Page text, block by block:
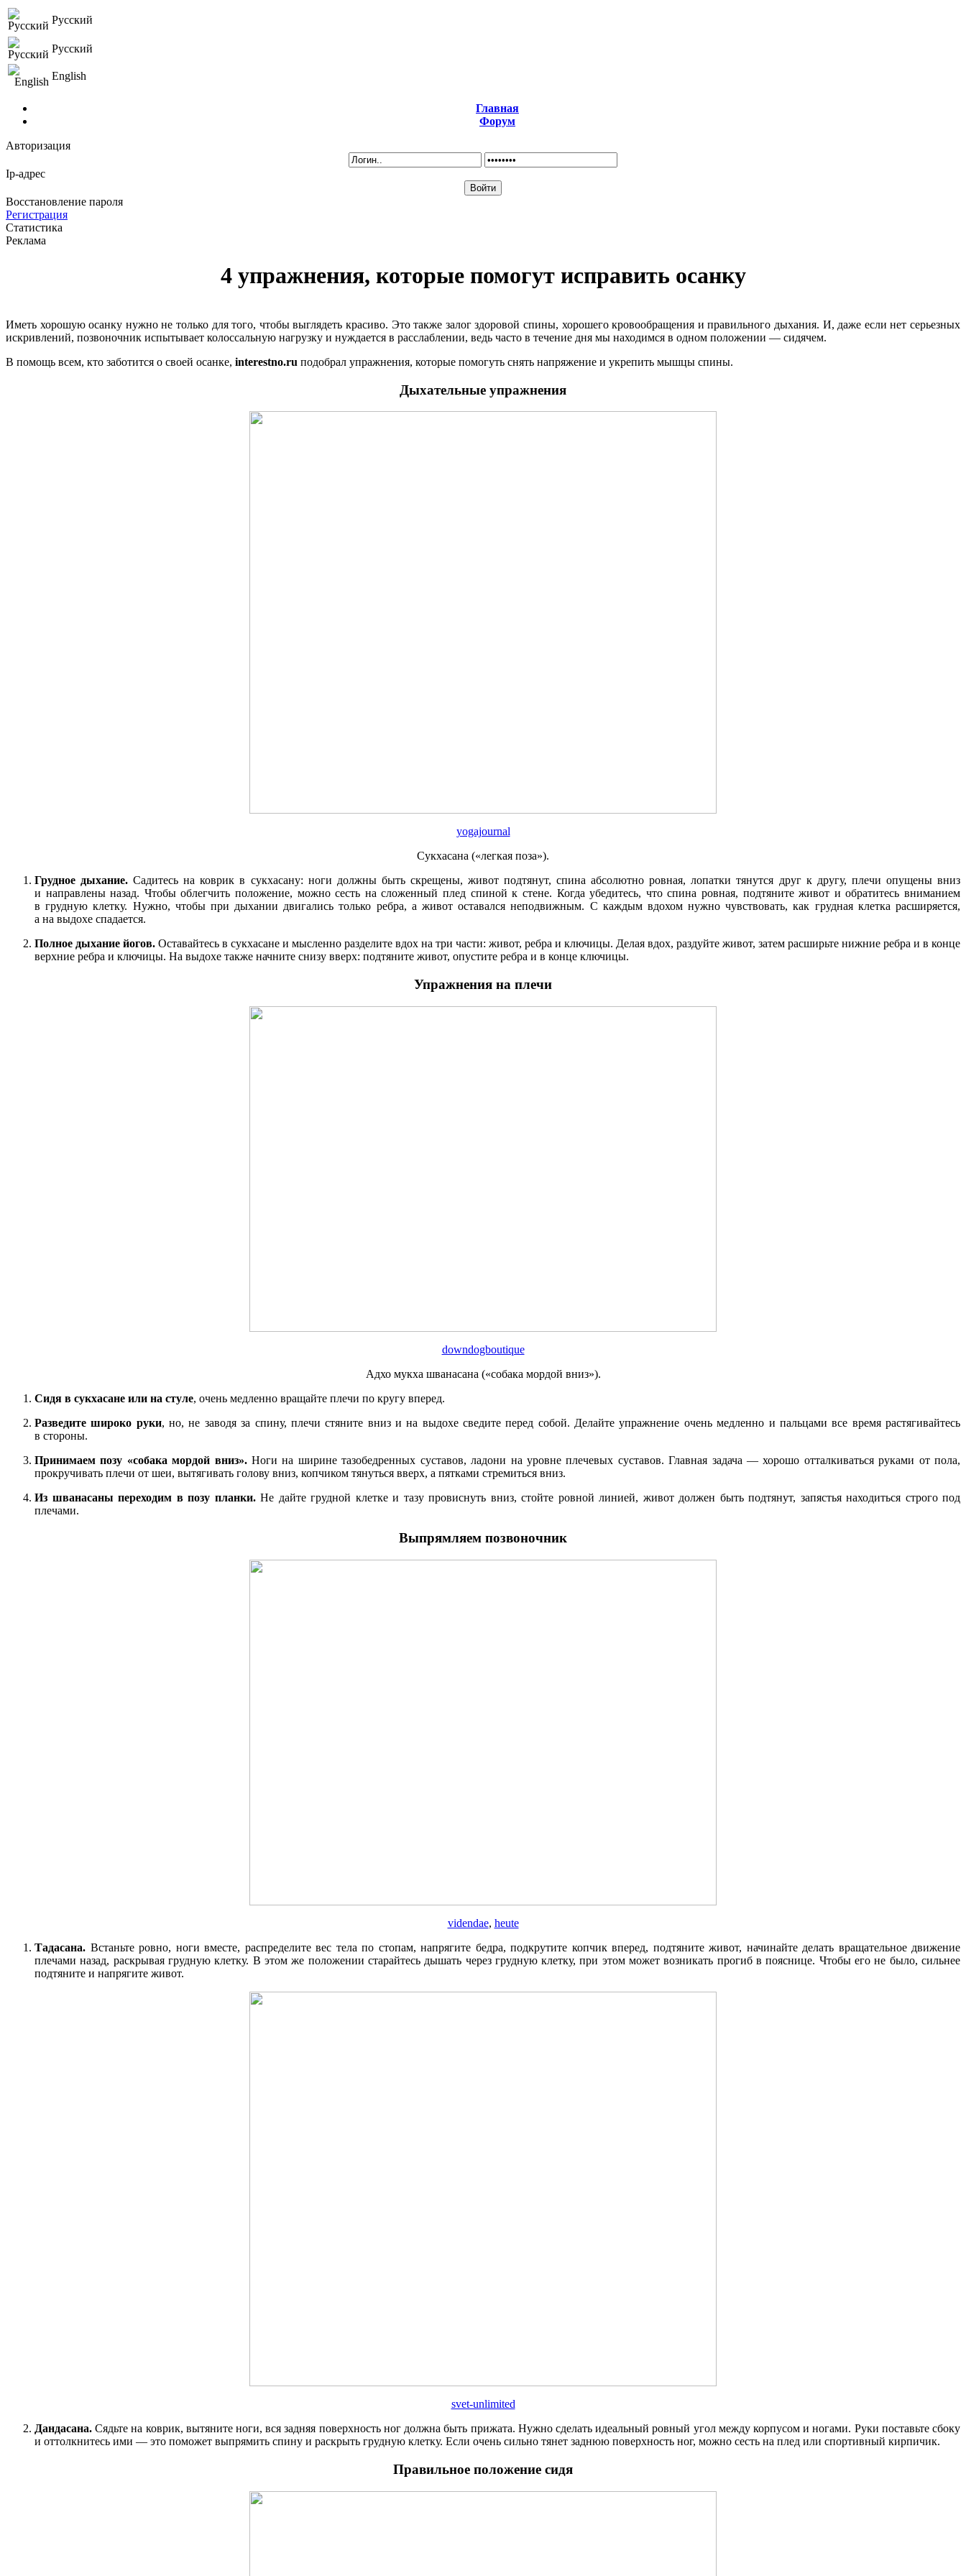
Русский
Русский
English
Главная
Форум
Авторизация
Ip-адрес
Восстановление пароля
Регистрация
Статистика
Реклама
4 упражнения, которые помогут исправить осанку
Иметь хорошую осанку нужно не только для того, чтобы выглядеть красиво. Это также залог здоровой спины, хорошего кровообращения и правильного дыхания. И, даже если нет серьезных
искривлений, позвоночник испытывает колоссальную нагрузку и нуждается в расслаблении, ведь часто в течение дня мы находимся в одном положении — сидячем.
В помощь всем, кто заботится о своей осанке, interestno.ru подобрал упражнения, которые помогуть снять напряжение и укрепить мышцы спины.
Дыхательные упражнения
yogajournal
Сукхасана («легкая поза»).
Грудное дыхание. Садитесь на коврик в сукхасану: ноги должны быть скрещены, живот подтянут, спина абсолютно ровная, лопатки тянутся друг к другу, плечи опущены вниз
и направлены назад. Чтобы облегчить положение, можно сесть на сложенный плед спиной к стене. Когда убедитесь, что спина ровная, подтяните живот и обратитесь вниманием
в грудную клетку. Нужно, чтобы при дыхании двигались только ребра, а живот оставался неподвижным. С каждым вдохом нужно чувствовать, как грудная клетка расширяется,
а на выдохе спадается.
Полное дыхание йогов. Оставайтесь в сукхасане и мысленно разделите вдох на три части: живот, ребра и ключицы. Делая вдох, раздуйте живот, затем расширьте нижние ребра и в конце
верхние ребра и ключицы. На выдохе также начните снизу вверх: подтяните живот, опустите ребра и в конце ключицы.
Упражнения на плечи
downdogboutique
Адхо мукха шванасана («собака мордой вниз»).
Сидя в сукхасане или на стуле, очень медленно вращайте плечи по кругу вперед.
Разведите широко руки, но, не заводя за спину, плечи стяните вниз и на выдохе сведите перед собой. Делайте упражнение очень медленно и пальцами все время растягивайтесь
в стороны.
Принимаем позу «собака мордой вниз».Ноги на ширине тазобедренных суставов, ладони на уровне плечевых суставов. Главная задача — хорошо отталкиваться руками от пола,
прокручивать плечи от шеи, вытягивать голову вниз, копчиком тянуться вверх, а пятками стремиться вниз.
Из шванасаны переходим в позу планки.Не дайте грудной клетке и тазу провиснуть вниз, стойте ровной линией, живот должен быть подтянут, запястья находиться строго под
плечами.
Выпрямляем позвоночник
videndae, heute
Тадасана. Встаньте ровно, ноги вместе, распределите вес тела по стопам, напрягите бедра, подкрутите копчик вперед, подтяните живот, начинайте делать вращательное движение
плечами назад, раскрывая грудную клетку. В этом же положении старайтесь дышать через грудную клетку, при этом может возникать прогиб в пояснице. Чтобы его не было, сильнее
подтяните и напрягите живот.
svet-unlimited
Дандасана. Сядьте на коврик, вытяните ноги, вся задняя поверхность ног должна быть прижата. Нужно сделать идеальный ровный угол между корпусом и ногами. Руки поставьте сбоку
и оттолкнитесь ими — это поможет выпрямить спину и раскрыть грудную клетку. Если очень сильно тянет заднюю поверхность ног, можно сесть на плед или спортивный кирпичик.
Правильное положение сидя